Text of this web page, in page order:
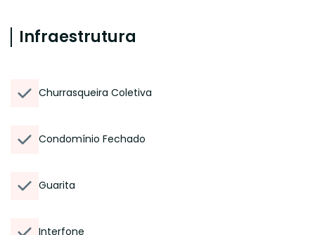
Infraestrutura
Churrasqueira Coletiva
Condomínio Fechado
Guarita
Interfone